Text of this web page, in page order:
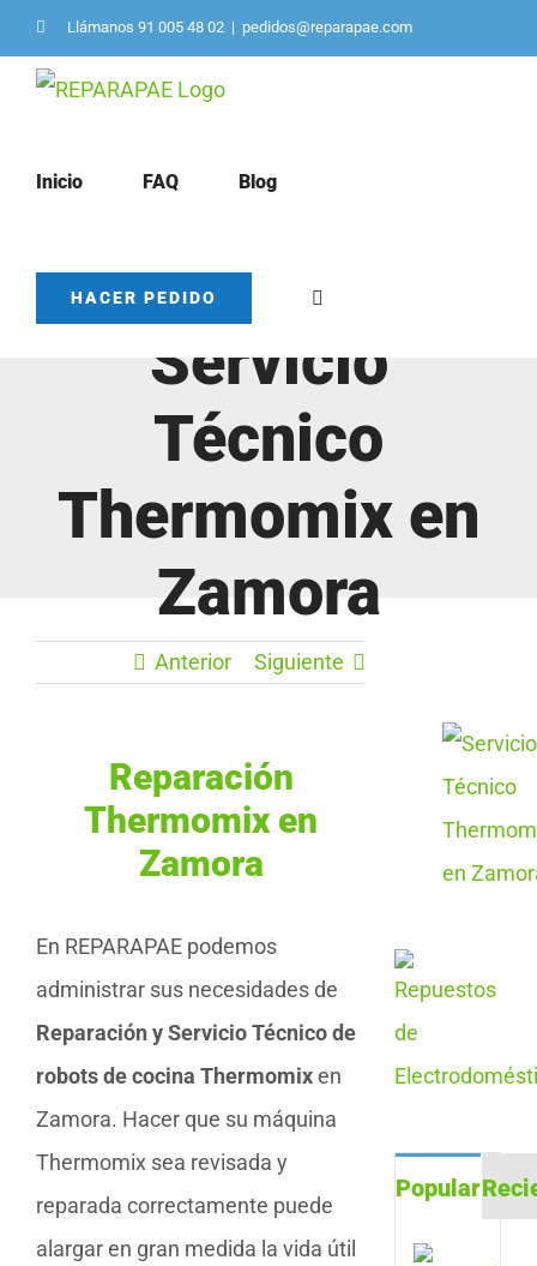
Saltar
al
Llámanos 91 005 48 02 | pedidos@reparapae.com
Inicio FAQ Blog
HACER PEDIDO
Servicio
Técnico
Thermomix en
Zamora
Anterior Siguiente
Reparación
Thermomix en
Zamora
En REPARAPAE podemos
administrar sus necesidades de
Reparación y Servicio Técnico de
robots de cocina Thermomixen
Zamora. Hacer que su máquina
Thermomix sea revisada y
reparada correctamente puede
alargar en gran medida la vida útil
Popular